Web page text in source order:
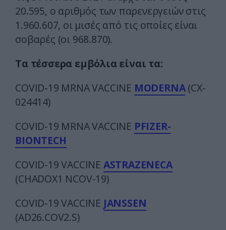
20.595, ο αριθμός των παρενεργειών στις
1.960.607, οι μισές από τις οποίες είναι
σοβαρές (οι 968.870).
Τα τέσσερα εμβόλια είναι τα:
COVID-19 MRNA VACCINE MODERNA(CX-
024414)
COVID-19 MRNA VACCINE PFIZER-
BIONTECH
COVID-19 VACCINE ASTRAZENECA
(CHADOX1 NCOV-19)
COVID-19 VACCINE JANSSEN
(AD26.COV2.S)